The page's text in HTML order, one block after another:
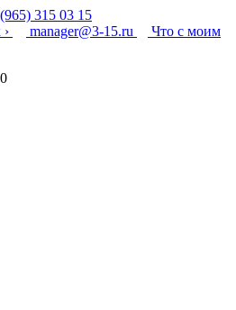
315 03 15
manager@3-15.ru
Что с моим